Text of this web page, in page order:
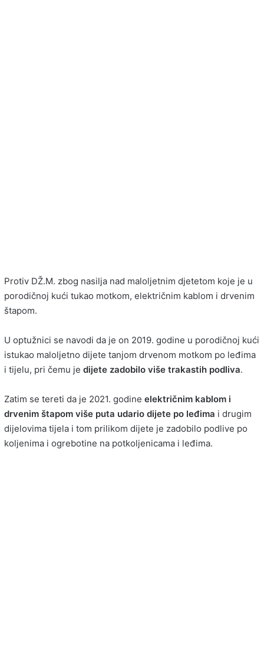
Protiv DŽ.M. zbog nasilja nad maloljetnim djetetom koje je u
porodičnoj kući tukao motkom, električnim kablom i drvenim
štapom.
U optužnici se navodi da je on 2019. godine u porodičnoj kući
istukao maloljetno dijete tanjom drvenom motkom po leđima
i tijelu, pri čemu je dijete zadobilo više trakastih podliva.
Zatim se tereti da je 2021. godine električnim kablom i
drvenim štapom više puta udario dijete po leđima i drugim
dijelovima tijela i tom prilikom dijete je zadobilo podlive po
koljenima i ogrebotine na potkoljenicama i leđima.